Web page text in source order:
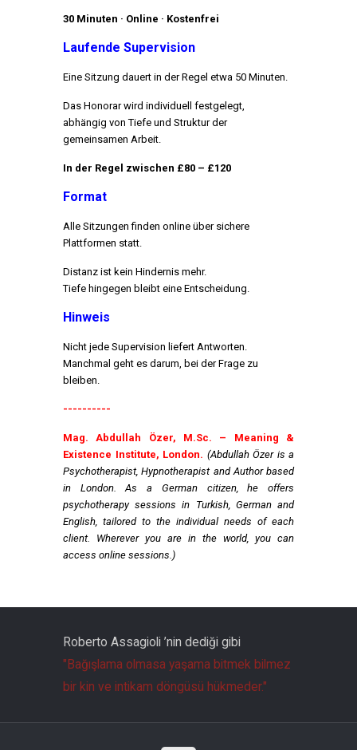
30 Minuten · Online · Kostenfrei
Laufende Supervision
Eine Sitzung dauert in der Regel etwa 50 Minuten.
Das Honorar wird individuell festgelegt,
abhängig von Tiefe und Struktur der
gemeinsamen Arbeit.
In der Regel zwischen £80 – £120
Format
Alle Sitzungen finden online über sichere
Plattformen statt.
Distanz ist kein Hindernis mehr.
Tiefe hingegen bleibt eine Entscheidung.
Hinweis
Nicht jede Supervision liefert Antworten.
Manchmal geht es darum, bei der Frage zu
bleiben.
----------
Mag. Abdullah Özer, M.Sc. – Meaning &
Existence Institute, London. (Abdullah Özer is a
Psychotherapist, Hypnotherapist and Author based
in London. As a German citizen, he offers
psychotherapy sessions in Turkish, German and
English, tailored to the individual needs of each
client. Wherever you are in the world, you can
access online sessions.)
Roberto Assagioli ’nin dediği gibi
"Bağışlama olmasa yaşama bitmek bilmez
bir kin ve intikam döngüsü hükmeder."